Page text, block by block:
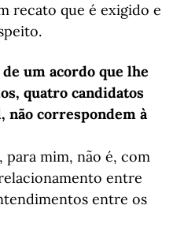
recato que é exigido e
um acordo que lhe
quatro candidatos
não correspondem à
para mim, não é, com
entre
entre os